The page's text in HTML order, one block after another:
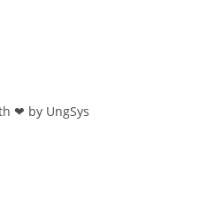
❤ by UngSys